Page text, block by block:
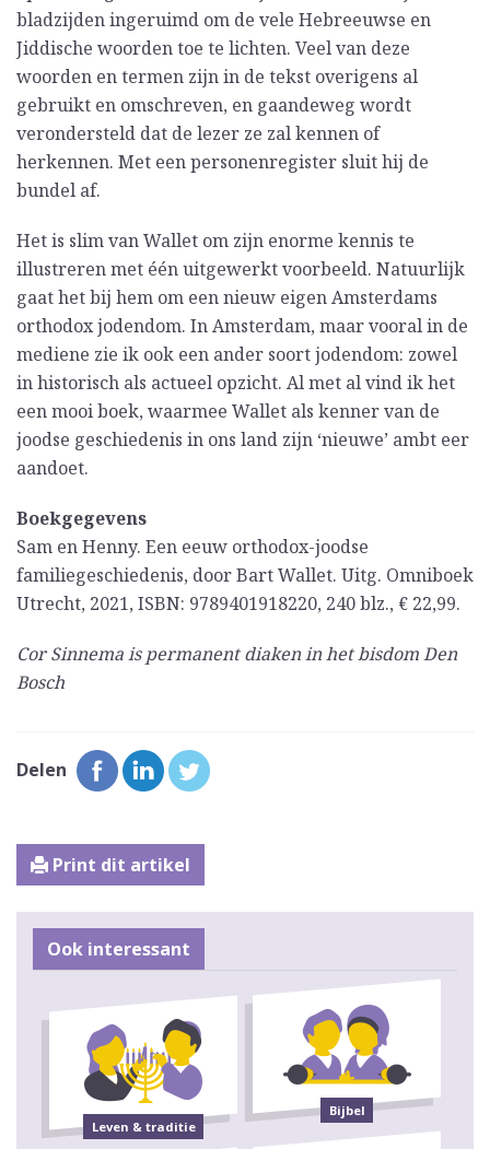
bladzijden ingeruimd om de vele Hebreeuwse en
Jiddische woorden toe te lichten. Veel van deze
woorden en termen zijn in de tekst overigens al
gebruikt en omschreven, en gaandeweg wordt
verondersteld dat de lezer ze zal kennen of
herkennen. Met een personenregister sluit hij de
bundel af.
Het is slim van Wallet om zijn enorme kennis te
illustreren met één uitgewerkt voorbeeld. Natuurlijk
gaat het bij hem om een nieuw eigen Amsterdams
orthodox jodendom. In Amsterdam, maar vooral in de
mediene zie ik ook een ander soort jodendom: zowel
in historisch als actueel opzicht. Al met al vind ik het
een mooi boek, waarmee Wallet als kenner van de
joodse geschiedenis in ons land zijn ‘nieuwe’ ambt eer
aandoet.
Boekgegevens
Sam en Henny. Een eeuw orthodox-joodse
familiegeschiedenis, door Bart Wallet. Uitg. Omniboek
Utrecht, 2021, ISBN: 9789401918220, 240 blz., € 22,99.
Cor Sinnema is permanent diaken in het bisdom Den
Bosch
Delen
Print dit artikel
Ook interessant
Leven & traditie
Bijbel